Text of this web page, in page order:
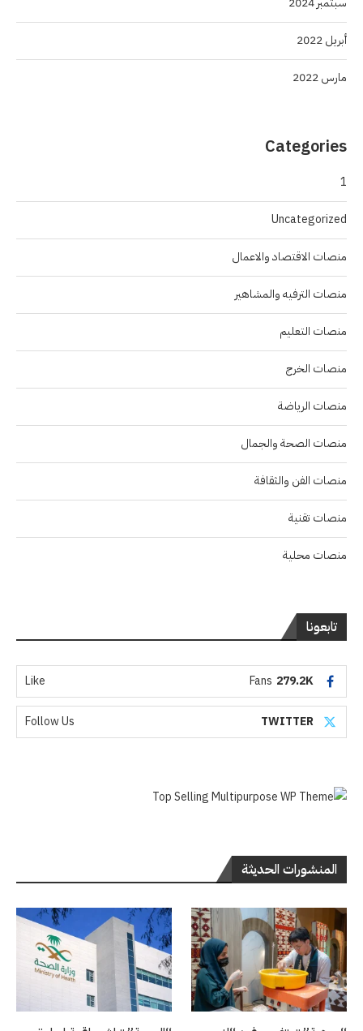
أبريل 2022
مارس 2022
Categories
1
Uncategorized
منصات الاقتصاد والاعمال
منصات الترفيه والمشاهير
منصات التعليم
منصات الخرج
منصات الرياضة
منصات الصحة والجمال
منصات الفن والثقافة
منصات تقنية
منصات محلية
تابعونا
279.2K
Fans
Like
TWITTER
Follow Us
المنشورات الحديثة